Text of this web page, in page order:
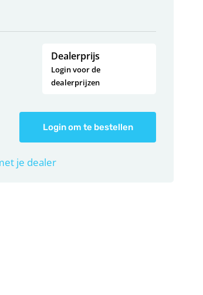
Dealerprijs
Login voor de
dealerprijzen
Login om te bestellen
je dealer